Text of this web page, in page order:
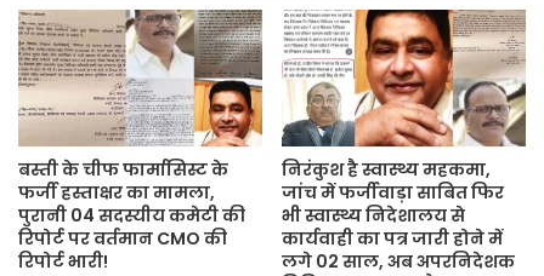
बस्ती के चीफ फार्मासिस्ट के
फर्जी हस्ताक्षर का मामला,
पुरानी 04 सदस्यीय कमेटी की
रिपोर्ट पर वर्तमान CMO की
रिपोर्ट भारी!
निरंकुश है स्वास्थ्य महकमा,
जांच में फर्जीवाड़ा साबित फिर
भी स्वास्थ्य निदेशालय से
कार्यवाही का पत्र जारी होने में
लगे 02 साल, अब अपरनिदेशक